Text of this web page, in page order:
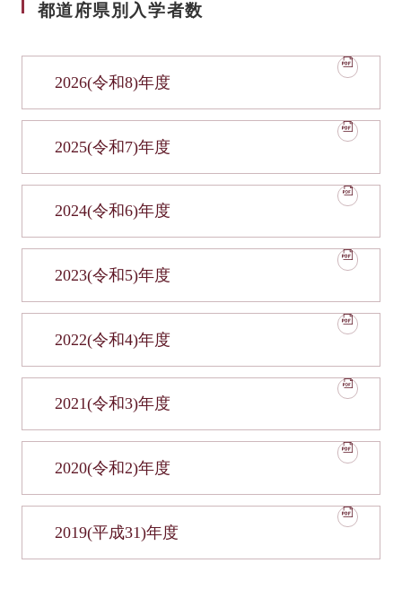
都道府県別入学者数
2026(令和8)年度
2025(令和7)年度
2024(令和6)年度
2023(令和5)年度
2022(令和4)年度
2021(令和3)年度
2020(令和2)年度
2019(平成31)年度